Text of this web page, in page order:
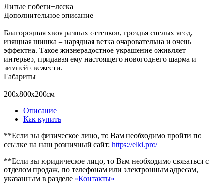
Литые побеги+леска
Дополнительное описание
—
Благородная хвоя разных оттенков, гроздья спелых ягод,
изящная шишка – нарядная ветка очаровательна и очень
эффектна. Такое жизнерадостное украшение оживляет
интерьер, придавая ему настоящего новогоднего шарма и
зимней свежести.
Габариты
—
200x800x200см
Описание
Как купить
**Если вы физическое лицо, то Вам необходимо пройти по
ссылке на наш розничный сайт: https://elki.pro/
**Если вы юридическое лицо, то Вам необходимо связаться с
отделом продаж, по телефонам или электронным адресам,
указанным в разделе «Контакты»